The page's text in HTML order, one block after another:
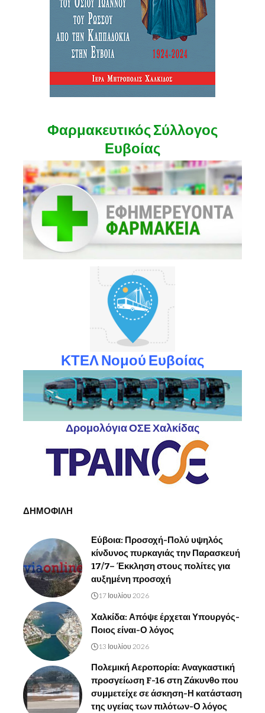
Φαρμακευτικός Σύλλογος
Ευβοίας
ΚΤΕΛ Νομού Ευβοίας
Δρομολόγια ΟΣΕ Χαλκίδας
ΔΗΜΟΦΙΛΗ
Εύβοια: Προσοχή-Πολύ υψηλός
κίνδυνος πυρκαγιάς την Παρασκευή
17/7– Έκκληση στους πολίτες για
αυξημένη προσοχή
17 Ιουλίου 2026
Χαλκίδα: Απόψε έρχεται Υπουργός-
Ποιος είναι-Ο λόγος
13 Ιουλίου 2026
Πολεμική Αεροπορία: Αναγκαστική
προσγείωση F-16 στη Ζάκυνθο που
συμμετείχε σε άσκηση-Η κατάσταση
της υγείας των πιλότων-Ο λόγος